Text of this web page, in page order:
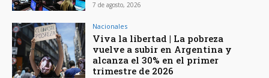
7 de agosto, 2026
Nacionales
Viva la libertad | La pobreza
vuelve a subir en Argentina y
alcanza el 30% en el primer
trimestre de 2026